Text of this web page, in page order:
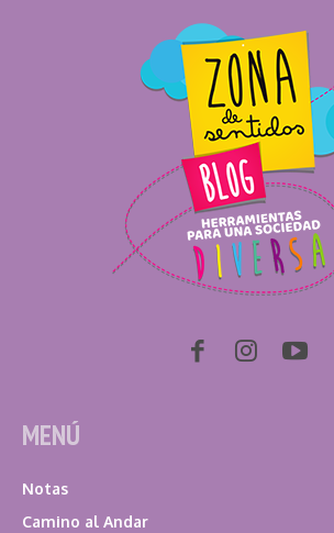
MENÚ
Notas
Camino al Andar